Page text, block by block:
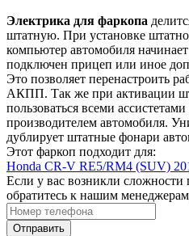
Электрика для фаркопа
штатную. При установке
компьютер автомобиля
подключен прицеп или иное
Это позволяет перенастроить
АКПП. Так же при активации
пользоваться всеми
производителем автомобиля.
дублирует штатные фонари
Этот фаркоп подходит для:
Honda CR-V RE5/RM4 (SUV)
Если у вас возникли сложности
обратитесь к нашим
Отправить